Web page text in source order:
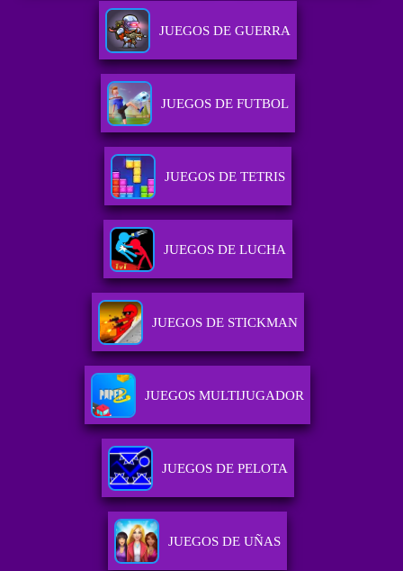
JUEGOS DE GUERRA
JUEGOS DE FUTBOL
JUEGOS DE TETRIS
JUEGOS DE LUCHA
JUEGOS DE STICKMAN
JUEGOS MULTIJUGADOR
JUEGOS DE PELOTA
JUEGOS DE UÑAS